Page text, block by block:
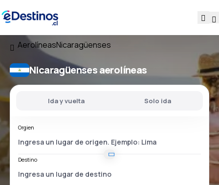
AerolíneasNicaragüenses
Nicaragüenses aerolíneas
Ida y vuelta Solo ida
Orgien
Destino